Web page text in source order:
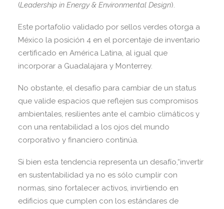
(Leadership in Energy & Environmental Design).
Este portafolio validado por sellos verdes otorga a
México la posición 4 en el porcentaje de inventario
certificado en América Latina, al igual que
incorporar a Guadalajara y Monterrey.
No obstante, el desafío para cambiar de un status
que valide espacios que reflejen sus compromisos
ambientales, resilientes ante el cambio climáticos y
con una rentabilidad a los ojos del mundo
corporativo y financiero continúa.
Si bien esta tendencia representa un desafío,“invertir
en sustentabilidad ya no es sólo cumplir con
normas, sino fortalecer activos, invirtiendo en
edificios que cumplen con los estándares de